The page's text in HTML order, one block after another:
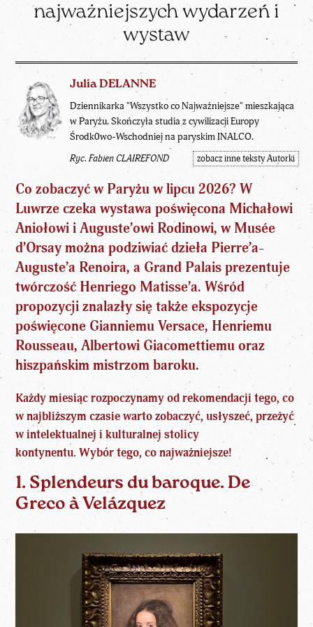
najważniejszych wydarzeń i
wystaw
Julia DELANNE
Dziennikarka "Wszystko co Najważniejsze" mieszkająca
w Paryżu. Skończyła studia z cywilizacji Europy
Środk0wo-Wschodniej na paryskim INALCO.
Ryc. Fabien CLAIREFOND zobacz inne teksty Autorki
Co zobaczyć w Paryżu w lipcu 2026? W
Luwrze czeka wystawa poświęcona Michałowi
Aniołowi i Auguste’owi Rodinowi, w Musée
d’Orsay można podziwiać dzieła Pierre’a-
Auguste’a Renoira, a Grand Palais prezentuje
twórczość Henriego Matisse’a. Wśród
propozycji znalazły się także ekspozycje
poświęcone Gianniemu Versace, Henriemu
Rousseau, Albertowi Giacomettiemu oraz
hiszpańskim mistrzom baroku.
Każdy miesiąc rozpoczynamy od rekomendacji tego,co
w najbliższym czasie warto zobaczyć, usłyszeć, przeżyć
w intelektualnej i kulturalnej stolicy
kontynentu.Wybór tego, co najważniejsze!
1. Splendeurs du baroque. De
Greco à Velázquez